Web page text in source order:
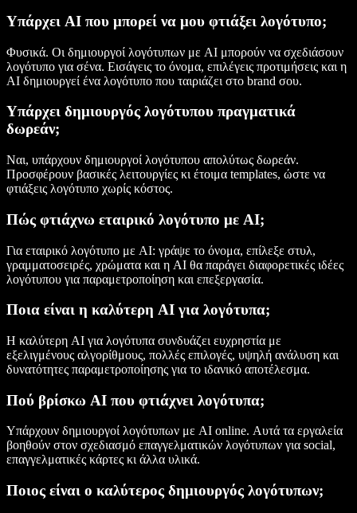
Υπάρχει AI που μπορεί να μου φτιάξει λογότυπο;
Φυσικά. Οι δημιουργοί λογότυπων με AI μπορούν να σχεδιάσουν
λογότυπο για σένα. Εισάγεις το όνομα, επιλέγεις προτιμήσεις και η
AI δημιουργεί ένα λογότυπο που ταιριάζει στο brand σου.
Υπάρχει δημιουργός λογότυπου πραγματικά
δωρεάν;
Ναι, υπάρχουν δημιουργοί λογότυπου απολύτως δωρεάν.
Προσφέρουν βασικές λειτουργίες κι έτοιμα templates, ώστε να
φτιάξεις λογότυπο χωρίς κόστος.
Πώς φτιάχνω εταιρικό λογότυπο με AI;
Για εταιρικό λογότυπο με AI: γράψε το όνομα, επίλεξε στυλ,
γραμματοσειρές, χρώματα και η AI θα παράγει διαφορετικές ιδέες
λογότυπου για παραμετροποίηση και επεξεργασία.
Ποια είναι η καλύτερη AI για λογότυπα;
Η καλύτερη AI για λογότυπα συνδυάζει ευχρηστία με
εξελιγμένους αλγορίθμους, πολλές επιλογές, υψηλή ανάλυση και
δυνατότητες παραμετροποίησης για το ιδανικό αποτέλεσμα.
Πού βρίσκω AI που φτιάχνει λογότυπα;
Υπάρχουν δημιουργοί λογότυπων με AI online. Αυτά τα εργαλεία
βοηθούν στον σχεδιασμό επαγγελματικών λογότυπων για social,
επαγγελματικές κάρτες κι άλλα υλικά.
Ποιος είναι ο καλύτερος δημιουργός λογότυπων;